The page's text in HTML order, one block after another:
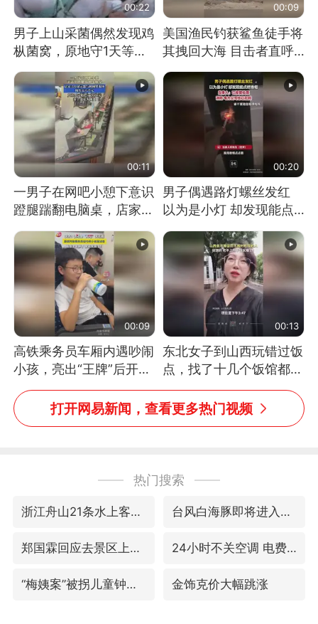
00:22
男子上山采菌偶然发现鸡
枞菌窝，原地守1天等它
长大：挖了140多朵
00:09
美国渔民钓获鲨鱼徒手将
其拽回大海 目击者直呼
震惊 （视频来源：参考
消息）
00:11
一男子在网吧小憩下意识
蹬腿踹翻电脑桌，店家3
台显示器与机械臂损坏
00:20
男子偶遇路灯螺丝发红
以为是小灯 却发现能点
燃香烟 当事人：已报警
处理
00:09
高铁乘务员车厢内遇吵闹
小孩，亮出“王牌”后开启
一键静音
00:13
东北女子到山西玩错过饭
点，找了十几个饭馆都没
开门：午休到几点
打开网易新闻，查看更多热门视频
热门搜索
浙江舟山21条水上客运航线停航 台风白海豚即将进入48小时警戒线
郑国霖回应去景区上班被保安拦下 24小时不关空调 电费会更低吗
“梅姨案”被拐儿童钟彬发声 金饰克价大幅跳涨